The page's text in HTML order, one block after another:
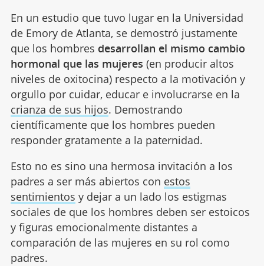
En un estudio que tuvo lugar en la Universidad
de Emory de Atlanta, se demostró justamente
que los hombres desarrollan el mismo cambio
hormonal que las mujeres (en producir altos
niveles de oxitocina) respecto a la motivación y
orgullo por cuidar, educar e involucrarse en la
crianza de sus hijos. Demostrando
científicamente que los hombres pueden
responder gratamente a la paternidad.
Esto no es sino una hermosa invitación a los
padres a ser más abiertos con estos
sentimientos y dejar a un lado los estigmas
sociales de que los hombres deben ser estoicos
y figuras emocionalmente distantes a
comparación de las mujeres en su rol como
padres.